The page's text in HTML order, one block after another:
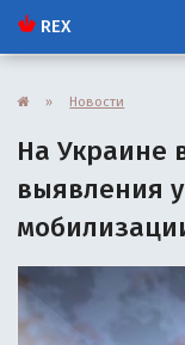
REX
» Новости
На Украине
выявления